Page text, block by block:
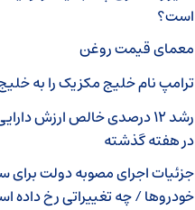
است؟
معمای قیمت روغن
ترامپ نام خلیج مکزیک را به خلیج
رشد ۱۲ درصدی خالص ارزش
در هفته گذشته
جزئیات اجرای مصوبه دولت برای
خودروها / چه تغییراتی رخ داده